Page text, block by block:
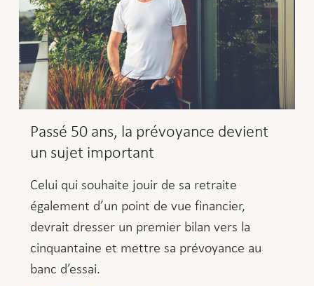
Passé 50 ans, la prévoyance devient
un sujet important
Celui qui souhaite jouir de sa retraite
également d’un point de vue financier,
devrait dresser un premier bilan vers la
cinquantaine et mettre sa prévoyance au
banc d’essai.